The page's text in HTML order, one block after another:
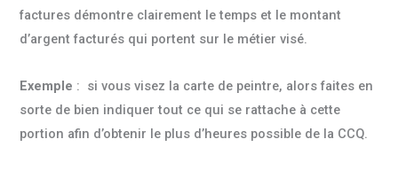
factures démontre clairement le temps et le montant
d’argent facturés qui portent sur le métier visé.
Exemple : si vous visez la carte de peintre, alors faites en
sorte de bien indiquer tout ce qui se rattache à cette
portion afin d’obtenir le plus d’heures possible de la CCQ.